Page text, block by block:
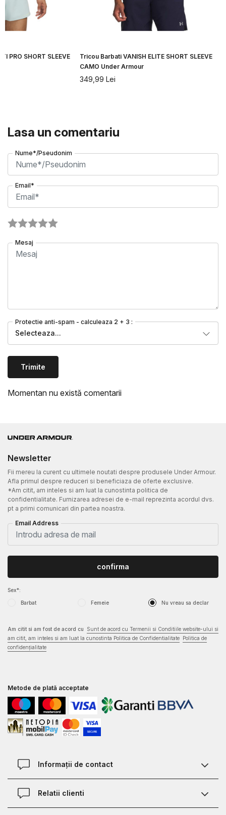
PRO SHORT SLEEVE
Tricou Barbati VANISH ELITE SHORT SLEEVE
CAMO Under Armour
349,99 Lei
Lasa un comentariu
Nume*/Pseudonim
Email*
Mesaj
Protectie anti-spam - calculeaza 2 + 3 :
Selecteaza...
Trimite
Momentan nu există comentarii
Newsletter
Fii mereu la curent cu ultimele noutati despre produsele Under Armour.
Afla primul despre reduceri si beneficiaza de oferte exclusive.
*Am citit, am inteles si am luat la cunostinta politica de
confidentialitate. Furnizarea adresei de e-mail reprezinta acordul dvs.
pt a primi comunicari din partea noastra.
Email Address
Sex*:
Barbat Femeie Nu vreau sa declar
confirma
Am citit si am fost de acord cu
Sunt de acord cu Termenii si Conditiile website-ului si
am citit, am inteles si am luat la cunostinta Politica de Confidentialitate Politica de
confidențialitate
Metode de plată acceptate
Informații de contact
Contact
Relatii clienti